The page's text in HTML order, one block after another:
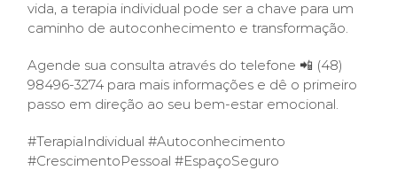
vida, a terapia individual pode ser a chave para um
caminho de autoconhecimento e transformação.
Agende sua consulta através do telefone 📲 (48)
98496-3274 para mais informações e dê o primeiro
passo em direção ao seu bem-estar emocional.
#TerapiaIndividual #Autoconhecimento
#CrescimentoPessoal #EspaçoSeguro